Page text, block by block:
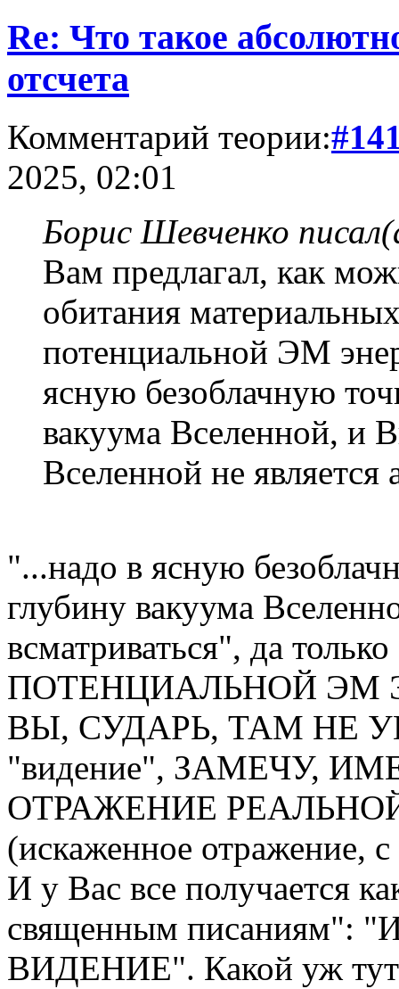
Re: Что такое
отсчета
Комментарий теории:
2025, 02:01
Борис Шевченко
Вам предлагал, как
обитания
потенциальной ЭМ
ясную безоблачную
вакуума Вселенной, и
Вселенной не
"...надо в ясную
глубину вакуума
всматриваться", да
ПОТЕНЦИАЛЬНОЙ ЭМ
ВЫ, СУДАРЬ, ТАМ НЕ
"видение", ЗАМЕЧУ,
ОТРАЖЕНИЕ
(искаженное отражение,
И у Вас все получается
священным писаниям":
ВИДЕНИЕ". Какой уж тут